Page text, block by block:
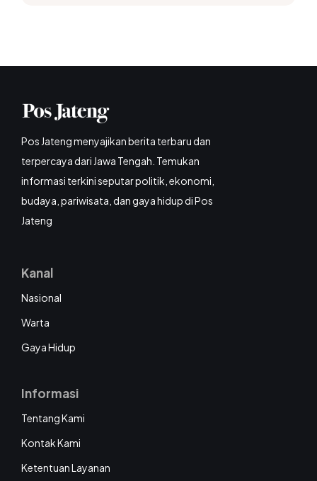
Pos Jateng menyajikan berita terbaru dan
terpercaya dari Jawa Tengah. Temukan
informasi terkini seputar politik, ekonomi,
budaya, pariwisata, dan gaya hidup di Pos
Jateng
Kanal
Nasional
Warta
Gaya Hidup
Informasi
Tentang Kami
Kontak Kami
Ketentuan Layanan